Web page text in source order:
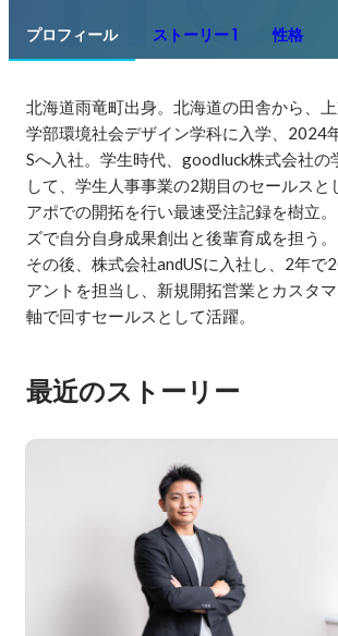
プロフィール ストーリー 1 性格
北海道雨竜町出身。北海道の田舎から、
学部環境社会デザイン学科に入学、2024
Sへ入社。学生時代、goodluck株式会社の
して、学生人事事業の2期目のセールスと
アポでの開拓を行い最速受注記録を樹立
ズで自分自身成果創出と後輩育成を担う。
その後、株式会社andUSに入社し、2年で
アントを担当し、新規開拓営業とカスタ
軸で回すセールスとして活躍。
最近のストーリー